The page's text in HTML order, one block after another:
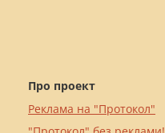
Про проект
Реклама на "Протокол"